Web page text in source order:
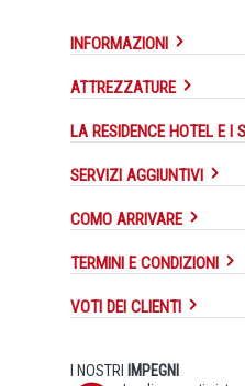
INFORMAZIONI
ATTREZZATURE
LA RESIDENCE HOTEL E I
SERVIZI AGGIUNTIVI
COMO ARRIVARE
TERMINI E CONDIZIONI
VOTI DEI CLIENTI
I NOSTRI IMPEGNI